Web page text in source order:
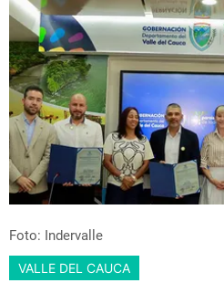
Foto: Indervalle
VALLE DEL CAUCA